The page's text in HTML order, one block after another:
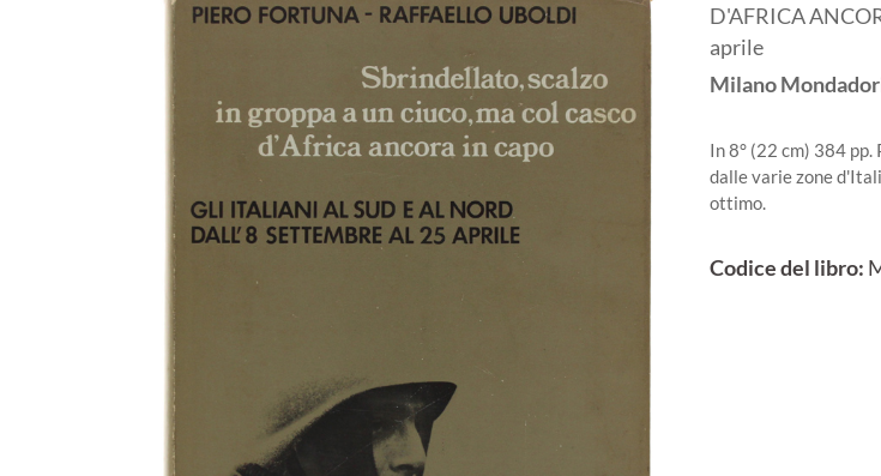
D'AFRICA
aprile
Milano
In 8° (22 cm) 384
dalle varie zone
ottimo.
Codice del libro: